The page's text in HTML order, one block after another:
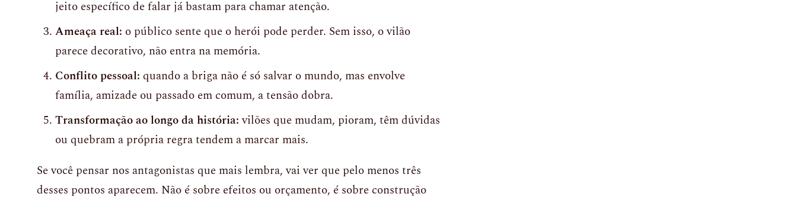
jeito específico de falar já bastam para chamar atenção.
Ameaça real: o público sente que o herói pode perder. Sem isso, o vilão
parece decorativo, não entra na memória.
Conflito pessoal: quando a briga não é só salvar o mundo, mas envolve
família, amizade ou passado em comum, a tensão dobra.
Transformação ao longo da história:vilões que mudam, pioram, têm dúvidas
ou quebram a própria regra tendem a marcar mais.
Se você pensar nos antagonistas que mais lembra, vai ver que pelo menos três
desses pontos aparecem. Não é sobre efeitos ou orçamento, é sobre construção